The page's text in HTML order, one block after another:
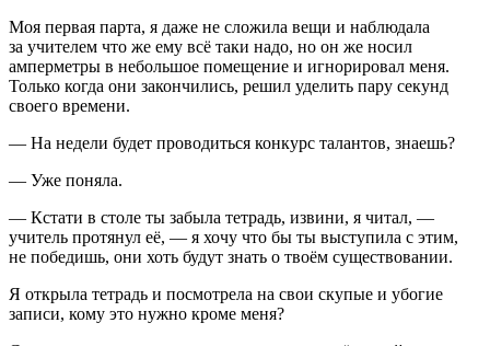
Моя первая парта, я даже не сложила вещи и наблюдала
за учителем что же ему всё таки надо, но он же носил
амперметры в небольшое помещение и игнорировал меня.
Только когда они закончились, решил уделить пару секунд
своего времени.
— На недели будет проводиться конкурс талантов, знаешь?
— Уже поняла.
— Кстати в столе ты забыла тетрадь, извини, я читал, —
учитель протянул её, — я хочу что бы ты выступила с этим,
не победишь, они хоть будут знать о твоём существовании.
Я открыла тетрадь и посмотрела на свои скупые и убогие
записи, кому это нужно кроме меня?